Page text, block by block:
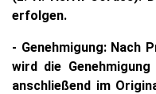
erfolgen.
- Genehmigung: Nach
wird die
anschließend im